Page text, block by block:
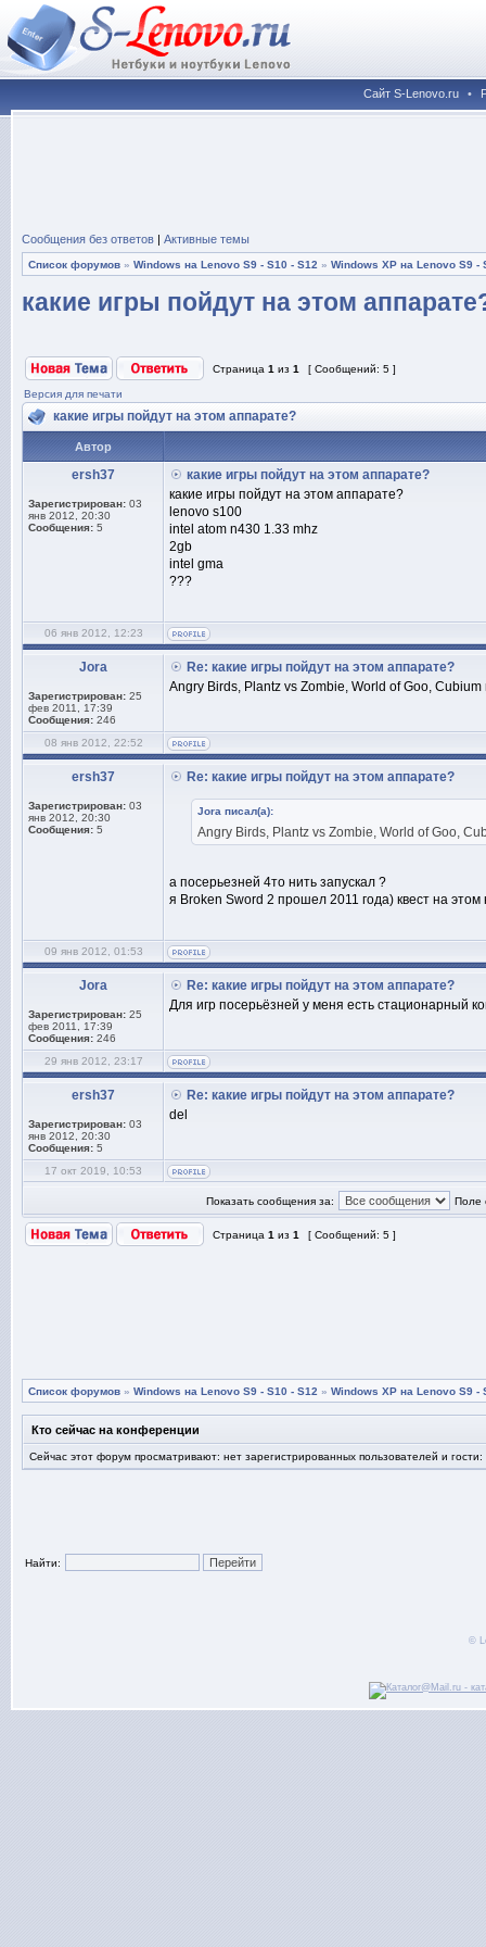
Сайт S-Lenovo.ru •
Сообщения без ответов | Активные темы
Список форумов » Windows на Lenovo S9 - S10 - S12 » Windows XP на Lenovo S9 -
какие игры пойдут на этом
Страница 1 из 1 [ Сообщений: 5 ]
Версия для печати
какие игры пойдут на этом аппарате?
Автор
ersh37
Зарегистрирован: 03
янв 2012, 20:30
Сообщения: 5
какие игры пойдут на этом аппарате?
какие игры пойдут на этом аппарате?
lenovo s100
intel atom n430 1.33 mhz
2gb
intel gma
???
06 янв 2012, 12:23
Jora
Зарегистрирован: 25
фев 2011, 17:39
Сообщения: 246
Re: какие игры пойдут на этом аппарате?
Angry Birds, Plantz vs Zombie, World of Goo,
08 янв 2012, 22:52
ersh37
Зарегистрирован: 03
янв 2012, 20:30
Сообщения: 5
Re: какие игры пойдут на этом аппарате?
Jora писал(а):
Angry Birds, Plantz vs Zombie, World of Goo,
а посерьезней 4то нить запускал ?
я Broken Sword 2 прошел 2011 года) квест на этом
09 янв 2012, 01:53
Jora
Зарегистрирован: 25
фев 2011, 17:39
Сообщения: 246
Re: какие игры пойдут на этом аппарате?
Для игр посерьёзней у меня есть стационарный
29 янв 2012, 23:17
ersh37
Зарегистрирован: 03
янв 2012, 20:30
Сообщения: 5
Re: какие игры пойдут на этом аппарате?
del
17 окт 2019, 10:53
Показать сообщения за: Поле
Страница 1 из 1 [ Сообщений: 5 ]
Список форумов » Windows на Lenovo S9 - S10 - S12 » Windows XP на Lenovo S9 -
Кто сейчас на конференции
Сейчас этот форум просматривают: нет зарегистрированных пользователей и гости:
Найти:
©